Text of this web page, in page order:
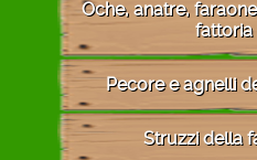
Oche, anatre,
fattoria
Pecore e agnelli
Struzzi della